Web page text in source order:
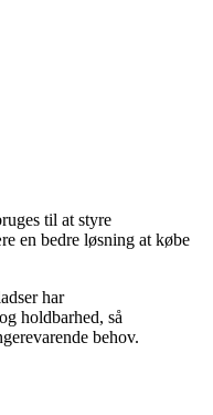
til at styre
en bedre løsning at købe
har
holdbarhed, så
behov.